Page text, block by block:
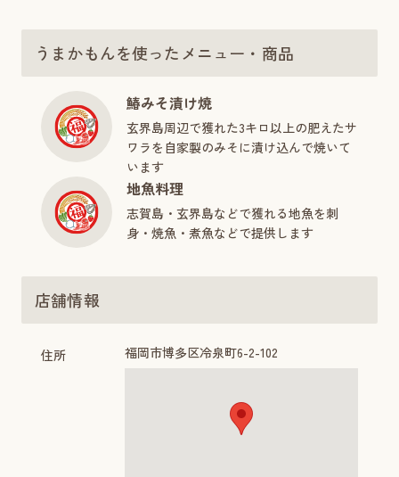
うまかもんを使ったメニュー・商品
鰆みそ漬け焼
玄界島周辺で獲れた3キロ以上の肥えたサ
ワラを自家製のみそに漬け込んで焼いて
います
地魚料理
志賀島・玄界島などで獲れる地魚を刺
身・焼魚・煮魚などで提供します
店舗情報
住所 福岡市博多区冷泉町6-2-102